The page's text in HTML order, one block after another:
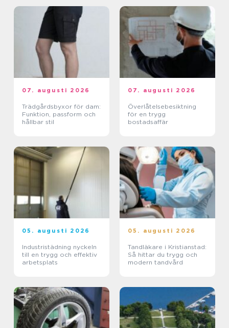
07. augusti 2026
Trädgårdsbyxor för dam:
Funktion, passform och
hållbar stil
07. augusti 2026
Överlåtelsebesiktning
för en trygg
bostadsaffär
05. augusti 2026
Industristädning nyckeln
till en trygg och effektiv
arbetsplats
05. augusti 2026
Tandläkare i Kristianstad:
Så hittar du trygg och
modern tandvård